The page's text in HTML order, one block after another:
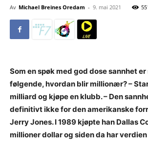
Av Michael Breines Oredam - 9. mai 2021
Som en spøk med god dose sannhet
følgende, hvordan blir millionær? –
milliard og kjøpe en klubb. – Den
definitivt ikke for den amerikanske
Jerry Jones. I 1989 kjøpte han Dallas
millioner dollar og siden da har